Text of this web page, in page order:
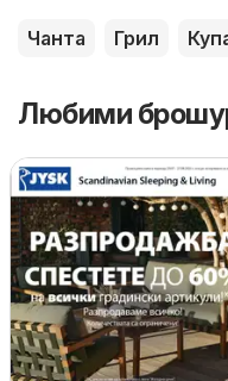
Чанта Грил
Любими